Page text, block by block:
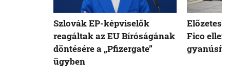
Szlovák EP-képviselők
reagáltak az EU Bíróságának
döntésére a „Pfizergate”
ügyben
Fico